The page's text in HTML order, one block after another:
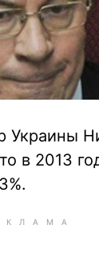
Украины
в 2013